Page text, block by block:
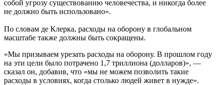
собой угрозу существованию человечества, и никогда более
не должно быть использовано».
По словам де Клерка, расходы на оборону в глобальном
масштабе также должны быть сокращены.
«Мы призываем урезать расходы на оборону. В прошлом году
на эти цели было потрачено 1,7 триллиона (долларов)», —
сказал он, добавив, что «мы не можем позволить такие
расходы в условиях, когда столько людей живет в нужде».